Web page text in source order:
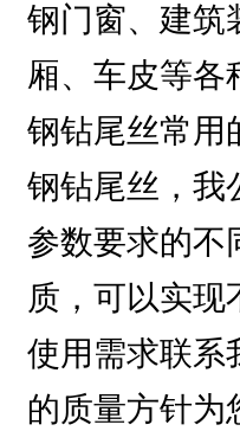
钢门窗、建筑
厢、车皮等各
钢钻尾丝常用
钢钻尾丝，我
参数要求的不
质，可以实现
使用需求联系
的质量方针为